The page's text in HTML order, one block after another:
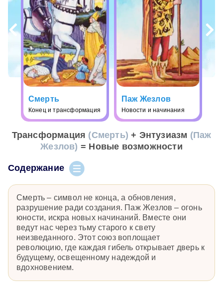
Смерть
Конец и трансформация
Паж Жезлов
Новости и начинания
Трансформация (Смерть) + Энтузиазм (Паж
Жезлов) = Новые возможности
Содержание
Смерть – символ не конца, а обновления,
разрушение ради создания. Паж Жезлов – огонь
юности, искра новых начинаний. Вместе они
ведут нас через тьму старого к свету
неизведанного. Этот союз воплощает
революцию, где каждая гибель открывает дверь к
будущему, освещенному надеждой и
вдохновением.